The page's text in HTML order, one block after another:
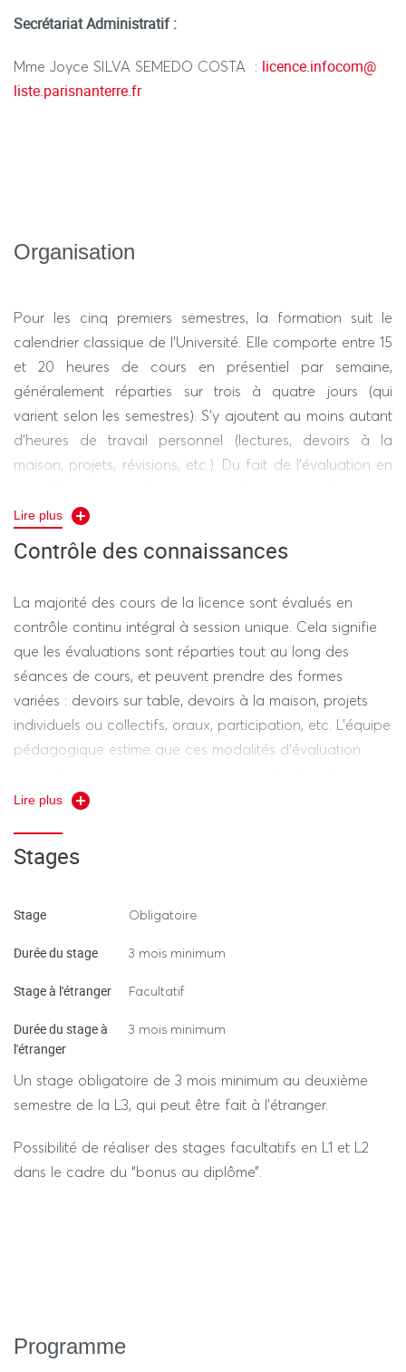
Secrétariat Administratif :
Mme Joyce SILVA SEMEDO COSTA : licence.infocom@
liste.parisnanterre.fr
Organisation
Pour les cinq premiers semestres, la formation suit le
calendrier classique de l’Université. Elle comporte entre 15
et 20 heures de cours en présentiel par semaine,
généralement réparties sur trois à quatre jours (qui
varient selon les semestres). S’y ajoutent au moins autant
d’heures de travail personnel (lectures, devoirs à la
maison, projets, révisions, etc.). Du fait de l’évaluation en
possible pour cette licence. Le sixième semestre a un
dès début janvier, puis un stage obligatoire en entreprise
Lire plus
Contrôle des connaissances
La majorité des cours de la licence sont évalués en
contrôle continu intégral à session unique. Cela signifie
que les évaluations sont réparties tout au long des
séances de cours, et peuvent prendre des formes
variées : devoirs sur table, devoirs à la maison, projets
individuels ou collectifs, oraux, participation, etc. L’équipe
pédagogique estime que ces modalités d’évaluation
étudiants.
Lire plus
Stages
Stage Obligatoire
Durée du stage 3 mois minimum
Stage à l'étranger Facultatif
Durée du stage à
l'étranger
3 mois minimum
Un stage obligatoire de 3 mois minimum au deuxième
semestre de la L3, qui peut être fait à l’étranger.
Possibilité de réaliser des stages facultatifs en L1 et L2
dans le cadre du “bonus au diplôme”.
Programme